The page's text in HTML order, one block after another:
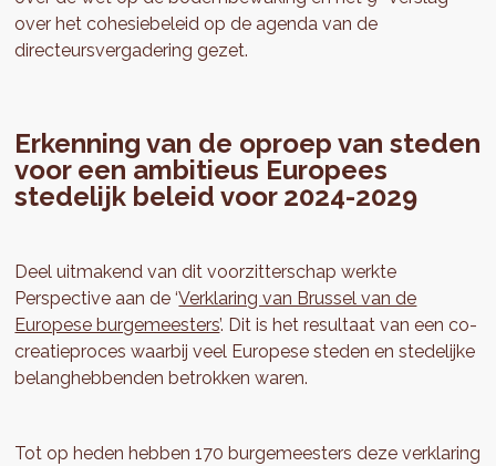
over het cohesiebeleid op de agenda van de
directeursvergadering gezet.
Erkenning van de oproep van steden
voor een ambitieus Europees
stedelijk beleid voor 2024-2029
Deel uitmakend van dit voorzitterschap werkte
Perspective aan de ‘Verklaring van Brussel van de
Europese burgemeesters’. Dit is het resultaat van een co-
creatieproces waarbij veel Europese steden en stedelijke
belanghebbenden betrokken waren.
Tot op heden hebben 170 burgemeesters deze verklaring